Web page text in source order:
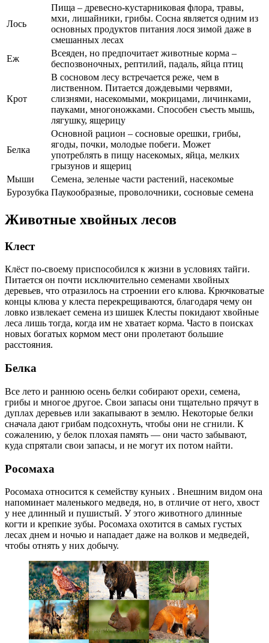
Лось
Пища – древесно-кустарниковая флора, травы,
мхи, лишайники, грибы. Сосна является одним из
основных продуктов питания лося зимой даже в
смешанных лесах
Еж
Всеяден, но предпочитает животные корма –
беспозвоночных, рептилий, падаль, яйца птиц
Крот
В сосновом лесу встречается реже, чем в
лиственном. Питается дождевыми червями,
слизнями, насекомыми, мокрицами, личинками,
пауками, многоножками. Способен съесть мышь,
лягушку, ящерицу
Белка
Основной рацион – сосновые орешки, грибы,
ягоды, почки, молодые побеги. Может
употреблять в пищу насекомых, яйца, мелких
грызунов и ящериц
Мыши
Семена, зеленые части растений, насекомые
Бурозубка Паукообразные, проволочники, сосновые семена
Животные хвойных лесов
Клест
Клёст по-своему приспособился к жизни в условиях тайги.
Питается он почти исключительно семенами хвойных
деревьев, что отразилось на строении его клюва. Крючковатые
концы клюва у клеста перекрещиваются, благодаря чему он
ловко извлекает семена из шишек Клесты покидают хвойные
леса лишь тогда, когда им не хватает корма. Часто в поисках
новых богатых кормом мест они пролетают большие
расстояния.
Белка
Все лето и раннюю осень белки собирают орехи, семена,
грибы и многое другое. Свои запасы они тщательно прячут в
дуплах деревьев или закапывают в землю. Некоторые белки
сначала дают грибам подсохнуть, чтобы они не сгнили. К
сожалению, у белок плохая память — они часто забывают,
куда спрятали свои запасы, и не могут их потом найти.
Росомаха
Росомаха относится к семейству куньих . Внешним видом она
напоминает маленького медведя, но, в отличие от него, хвост
у нее длинный и пушистый. У этого животного длинные
когти и крепкие зубы. Росомаха охотится в самых густых
лесах днем и ночью и нападает даже на волков и медведей,
чтобы отнять у них добычу.